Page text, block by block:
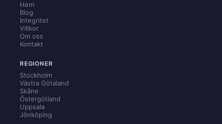
Hem
Blog
Integritet
Villkor
Om oss
Kontakt
REGIONER
Stockholm
Västra Götaland
Skåne
Östergötland
Uppsala
Jönköping